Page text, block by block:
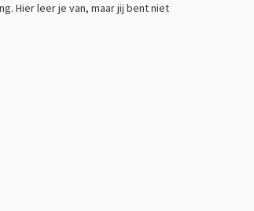
Hier leer je van, maar jij bent niet